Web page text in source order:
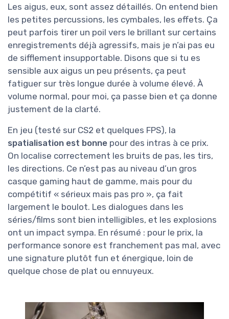
Les aigus, eux, sont assez détaillés. On entend bien
les petites percussions, les cymbales, les effets. Ça
peut parfois tirer un poil vers le brillant sur certains
enregistrements déjà agressifs, mais je n’ai pas eu
de sifflement insupportable. Disons que si tu es
sensible aux aigus un peu présents, ça peut
fatiguer sur très longue durée à volume élevé. À
volume normal, pour moi, ça passe bien et ça donne
justement de la clarté.
En jeu (testé sur CS2 et quelques FPS), la
spatialisation est bonne pour des intras à ce prix.
On localise correctement les bruits de pas, les tirs,
les directions. Ce n’est pas au niveau d’un gros
casque gaming haut de gamme, mais pour du
compétitif « sérieux mais pas pro », ça fait
largement le boulot. Les dialogues dans les
séries/films sont bien intelligibles, et les explosions
ont un impact sympa. En résumé : pour le prix, la
performance sonore est franchement pas mal, avec
une signature plutôt fun et énergique, loin de
quelque chose de plat ou ennuyeux.